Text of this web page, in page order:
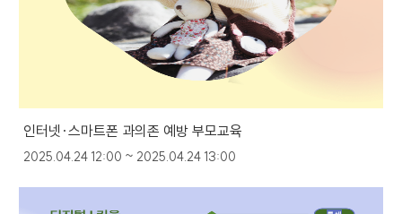
인터넷·스마트폰 과의존 예방 부모교육
2025.04.24 12:00 ~ 2025.04.24 13:00